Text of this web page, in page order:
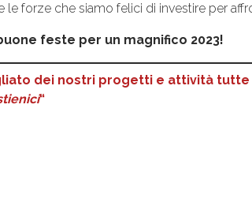
forze che siamo felici di investire per
feste per un magnifico 2023!
dei nostri progetti e attività tutte
“